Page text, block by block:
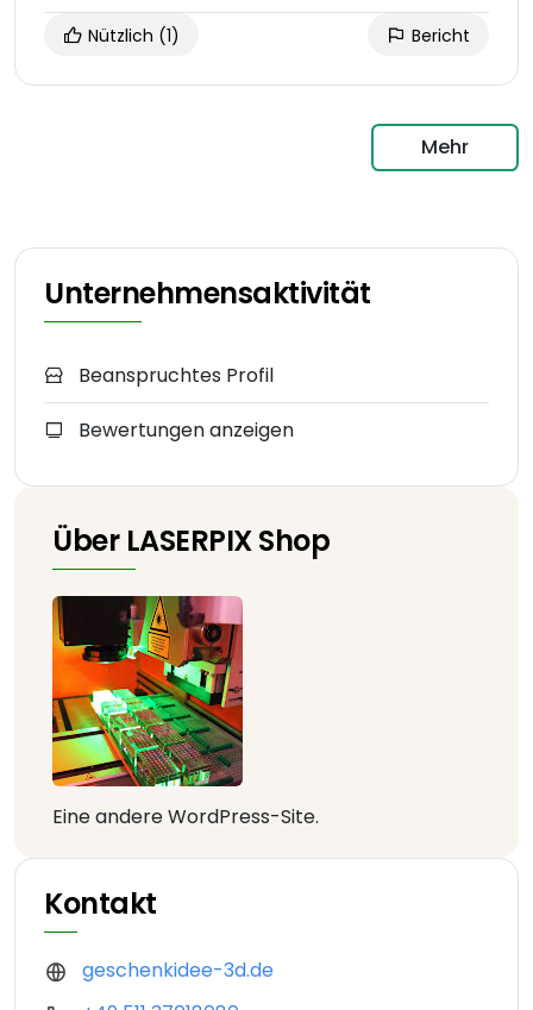
Nützlich (1) Bericht
Mehr
Unternehmensaktivität
Beanspruchtes Profil
Bewertungen anzeigen
Über LASERPIX Shop
Eine andere WordPress-Site.
Kontakt
geschenkidee-3d.de